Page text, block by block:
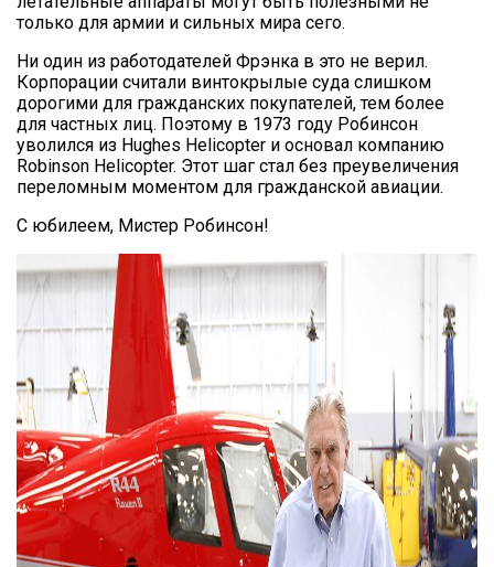
только для армии и сильных мира сего.
Ни один из работодателей Фрэнка в это не верил.
Корпорации считали винтокрылые суда слишком
дорогими для гражданских покупателей, тем более
для частных лиц. Поэтому в 1973 году Робинсон
уволился из Hughes Helicopter и основал компанию
Robinson Helicopter. Этот шаг стал без преувеличения
переломным моментом для гражданской авиации.
С юбилеем, Мистер Робинсон!